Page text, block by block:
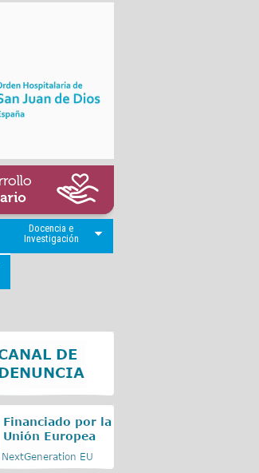
Docencia e
Investigación